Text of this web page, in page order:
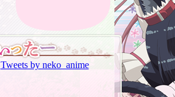
Tweets by neko_anime